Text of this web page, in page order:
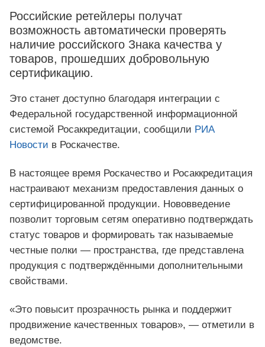
Российские ретейлеры получат
возможность автоматически проверять
наличие российского Знака качества у
товаров, прошедших добровольную
сертификацию.
Это станет доступно благодаря интеграции с
Федеральной государственной информационной
системой Росаккредитации, сообщили РИА
Новости в Роскачестве.
В настоящее время Роскачество и Росаккредитация
настраивают механизм предоставления данных о
сертифицированной продукции. Нововведение
позволит торговым сетям оперативно подтверждать
статус товаров и формировать так называемые
честные полки — пространства, где представлена
продукция с подтверждёнными дополнительными
свойствами.
«Это повысит прозрачность рынка и поддержит
продвижение качественных товаров», — отметили в
ведомстве.